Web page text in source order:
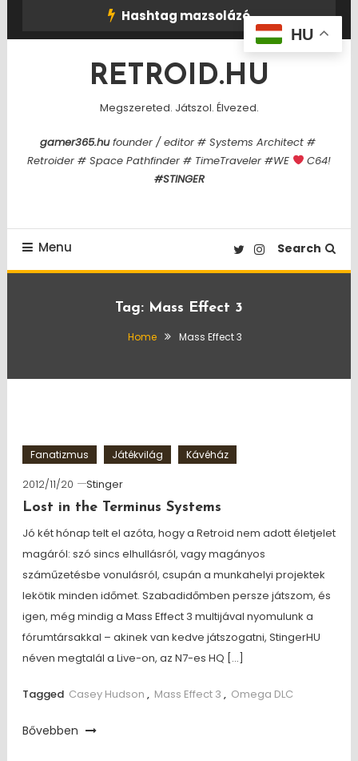
Hashtag mazsolázó
RETROID.HU
Megszereted. Játszol. Élvezed.
gamer365.hufounder / editor # Systems Architect #
Retroider # Space Pathfinder # TimeTraveler #WE
C64!
#STINGER
Menu Search
Tag: Mass Effect 3
Home Mass Effect 3
Fanatizmus Játékvilág Kávéház
2012/11/20
Stinger
Lost in the Terminus Systems
Jó két hónap telt el azóta, hogy a Retroid nem adott életjelet
magáról: szó sincs elhullásról, vagy magányos
száműzetésbe vonulásról, csupán a munkahelyi projektek
lekötik minden időmet. Szabadidőmben persze játszom, és
igen, még mindig a Mass Effect 3 multijával nyomulunk a
fórumtársakkal – akinek van kedve játszogatni, StingerHU
néven megtalál a Live-on, az N7-es HQ […]
Tagged Casey Hudson , Mass Effect 3 , Omega DLC
Bővebben
HU